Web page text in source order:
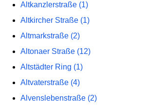
Altkanzlerstraße (1)
Altkircher Straße (1)
Altmarkstraße (2)
Altonaer Straße (12)
Altstädter Ring (1)
Altvaterstraße (4)
Alvenslebenstraße (2)